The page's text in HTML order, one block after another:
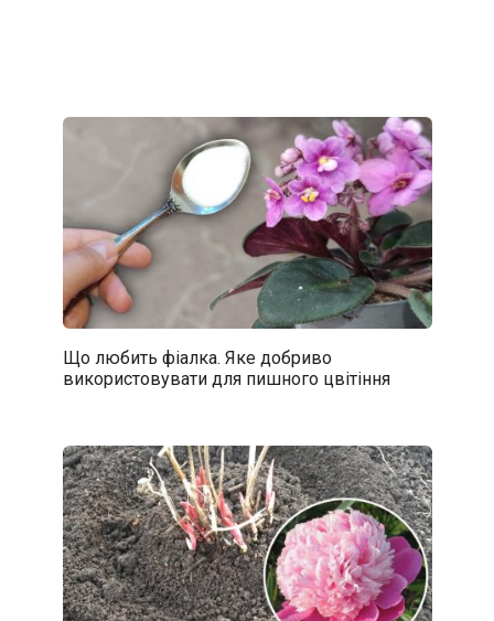
Що любить фіалка. Яке добриво
використовувати для пишного цвітіння